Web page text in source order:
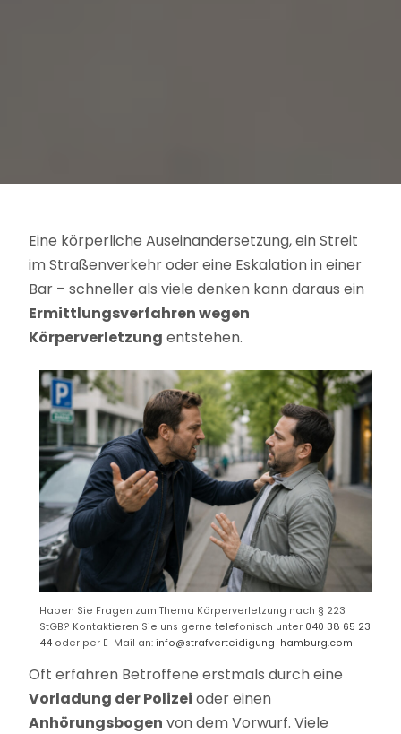
Eine körperliche Auseinandersetzung, ein Streit
im Straßenverkehr oder eine Eskalation in einer
Bar – schneller als viele denken kann daraus ein
Ermittlungsverfahren wegen
Körperverletzung entstehen.
Haben Sie Fragen zum Thema Körperverletzung nach § 223
StGB? Kontaktieren Sie uns gerne telefonisch unter 040 38 65 23
44 oder per E-Mail an: info@strafverteidigung-hamburg.com
Oft erfahren Betroffene erstmals durch eine
Vorladung der Polizei oder einen
Anhörungsbogen von dem Vorwurf. Viele